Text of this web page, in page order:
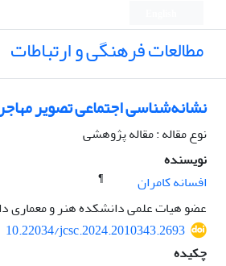
مطالعات فرهنگی و ارتباطات
نشانه‌شناسی اجتماعی تصویر
نوع مقاله : مقاله پژوهشی
نویسنده
افسانه کامران
¶
عضو هیات علمی دانشکده هنر و معماری
10.22034/jcsc.2024.2010343.2693
چکیده